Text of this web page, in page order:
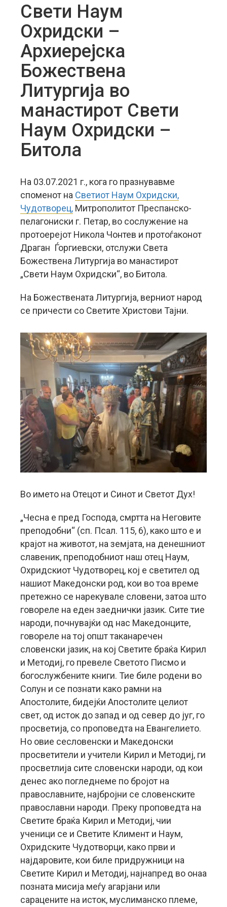
Свети Наум
Охридски –
Архиерејска
Божествена
Литургија во
манастирот Свети
Наум Охридски –
Битола
На 03.07.2021 г., кога го празнувавме
споменот на Светиот Наум Охридски,
Чудотворец, Митрополитот Преспанско-
пелагониски г. Петар, во сослужение на
протоерејот Никола Чонтев и протоѓаконот
Драган Ѓоргиевски, отслужи Света
Божествена Литургија во манастирот
„Свети Наум Охридски“, во Битола.
На Божествената Литургија, верниот народ
се причести со Светите Христови Тајни.
Во името на Отецот и Синот и Светот Дух!
„Чесна е пред Господа, смртта на Неговите
преподобни“ (сп. Псал. 115, 6), како што е и
крајот на животот, на земјата, на денешниот
славеник, преподобниот наш отец Наум,
Охридскиот Чудотворец, кој е светител од
нашиот Македонски род, кои во тоа време
претежно се нарекувале словени, затоа што
говореле на еден заеднички јазик. Сите тие
народи, почнувајќи од нас Македонците,
говореле на тој општ таканаречен
словенски јазик, на кој Светите браќа Кирил
и Методиј, го превеле Светото Писмо и
богослужбените книги. Тие биле родени во
Солун и се познати како рамни на
Апостолите, бидејќи Апостолите целиот
свет, од исток до запад и од север до југ, го
просветија, со проповедта на Евангелието.
Но овие сесловенски и Македонски
просветители и учители Кирил и Методиј, ги
просветлија сите словенски народи, од кои
денес ако погледнеме по бројот на
православните, најбројни се словенските
православни народи. Преку проповедта на
Светите браќа Кирил и Методиј, чии
ученици се и Светите Климент и Наум,
Охридските Чудотворци, како први и
најдаровите, кои биле придружници на
Светите Кирил и Методиј, најнапред во онаа
позната мисија меѓу агарјани или
сарацените на исток, муслиманско племе,